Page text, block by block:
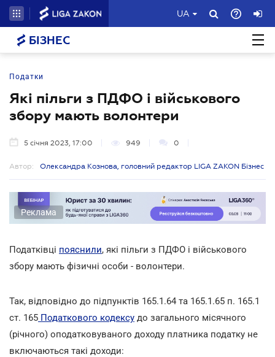
UA
БІЗНЕС
Податки
Які пільги з ПДФО і військового
збору мають волонтери
5 січня 2023, 17:00 949 0
Автор: Олександра Кознова, головний редактор LIGA ZAKON Бізнес
Реклама
Податківці пояснили, які пільги з ПДФО і військового
збору мають фізичні особи - волонтери.
Так, відповідно до підпунктів 165.1.64 та 165.1.65 п. 165.1
ст. 165 Податкового кодексу до загального місячного
(річного) оподатковуваного доходу платника податку не
включаються такі доходи: